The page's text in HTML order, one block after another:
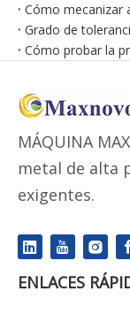
Cómo mecanizar
Cómo probar la
MÁQUINA
metal de alta
exigentes.
ENLACES